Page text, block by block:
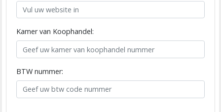
Kamer van Koophandel:
BTW nummer: